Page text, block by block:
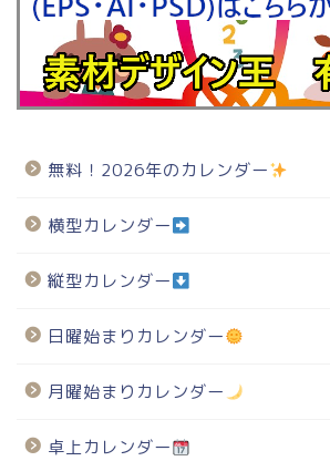
無料！2026年のカレンダー
横型カレンダー
縦型カレンダー
日曜始まりカレンダー
月曜始まりカレンダー
卓上カレンダー